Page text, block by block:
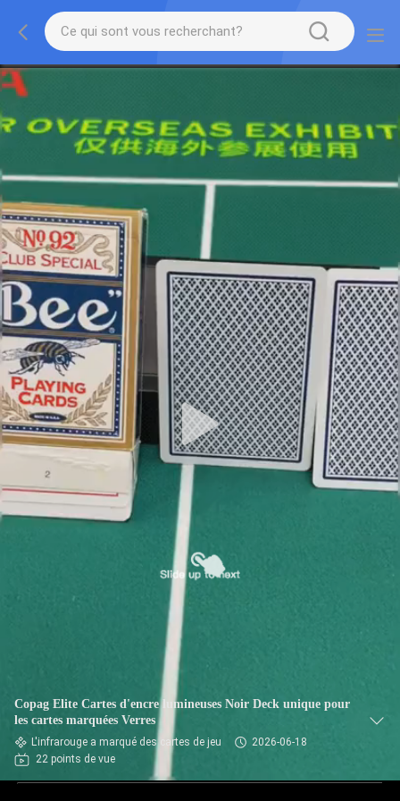
Copag Elite Cartes d'encre lumineuses Noir Deck unique pour
les cartes marquées Verres
L'infrarouge a marqué des cartes de jeu
2026-06-18
22 points de vue